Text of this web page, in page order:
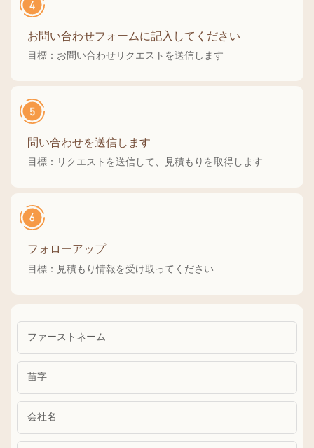
お問い合わせフォームに記入してください
目標：お問い合わせリクエストを送信します
問い合わせを送信します
目標：リクエストを送信して、見積もりを取得します
フォローアップ
目標：見積もり情報を受け取ってください
ファーストネーム
苗字
会社名